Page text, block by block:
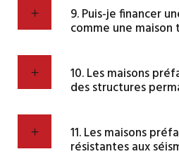
9. Puis-je financer
comme une
10. Les maisons
des structures
11. Les maisons
résistantes aux